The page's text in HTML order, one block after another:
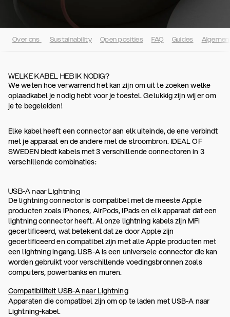
Over ons Sustainability Open posities FAQ Guides
WELKE KABEL HEB IK NODIG?
We weten hoe verwarrend het kan zijn om uit te zoeken welke
oplaadkabel je nodig hebt voor je toestel. Gelukkig zijn wij er om
je te begeleiden!
Elke kabel heeft een connector aan elk uiteinde, de ene verbindt
met je apparaat en de andere met de stroombron. IDEAL OF
SWEDEN biedt kabels met 3 verschillende connectoren in 3
verschillende combinaties:
USB-A naar Lightning
De lightning connector is compatibel met de meeste Apple
producten zoals iPhones, AirPods, iPads en elk apparaat dat een
lightning connector heeft. Al onze lightning kabels zijn MFi
gecertificeerd, wat betekent dat ze door Apple zijn
gecertificeerd en compatibel zijn met alle Apple producten met
een lightning ingang. USB-A is een universele connector die kan
worden gebruikt voor verschillende voedingsbronnen zoals
computers, powerbanks en muren.
Compatibiliteit USB-A naar Lightning
Apparaten die compatibel zijn om op te laden met USB-A naar
Lightning-kabel.